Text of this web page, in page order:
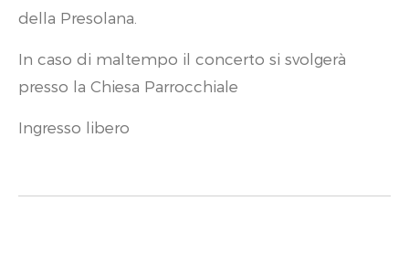
della Presolana.
In caso di maltempo il concerto si svolgerà
presso la Chiesa Parrocchiale
Ingresso libero